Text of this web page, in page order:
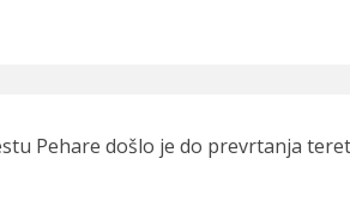
Pehare došlo je do prevrtanja